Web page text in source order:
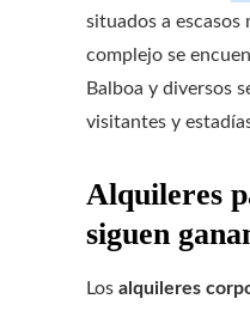
situados a escasos
complejo se
Balboa y diversos
visitantes y
Alquileres
siguen
Los alquileres